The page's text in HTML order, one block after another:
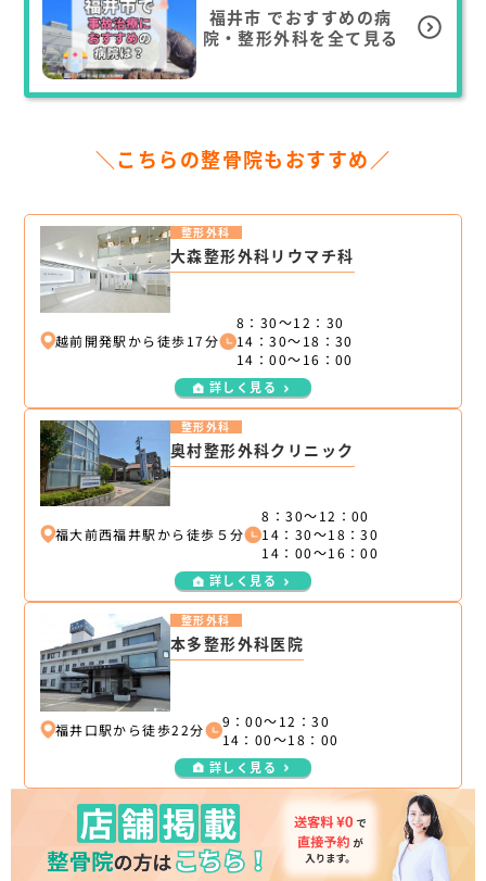
福井市 でおすすめの病
院・整形外科を全て見る
＼こちらの整骨院もおすすめ／
大森整形外科リウマチ科
整形外科
越前開発駅から徒歩17分
8：30～12：30
14：30～18：30
14：00～16：00
詳しく見る
奥村整形外科クリニック
整形外科
福大前西福井駅から徒歩５分
8：30～12：00
14：30～18：30
14：00～16：00
詳しく見る
本多整形外科医院
整形外科
福井口駅から徒歩22分
9：00～12：30
14：00～18：00
詳しく見る